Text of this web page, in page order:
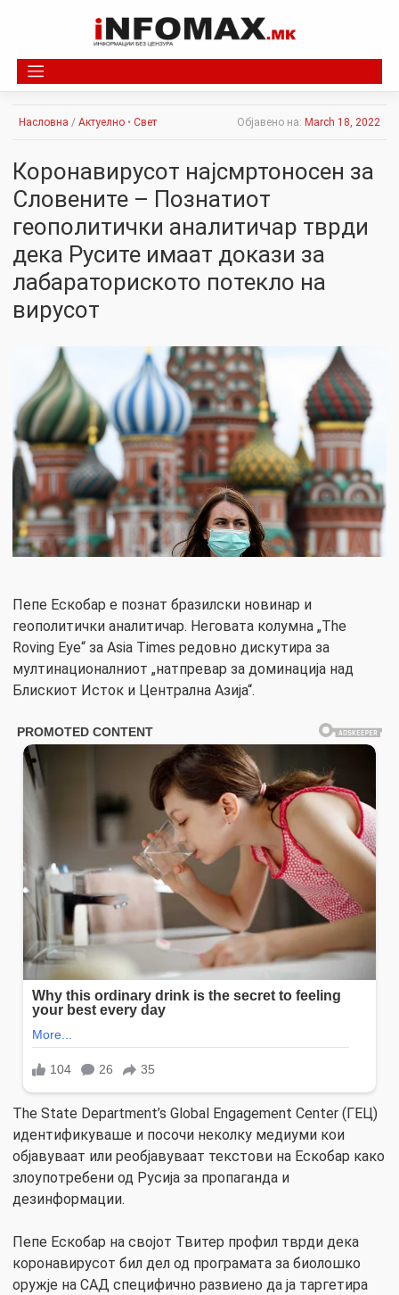
Насловна / Актуелно • Свет Објавено на: March 18, 2022
Коронавирусот најсмртоносен за
Словените – Познатиот
геополитички аналитичар тврди
дека Русите имаат докази за
лабараториското потекло на
вирусот
Пепе Ескобар е познат бразилски новинар и
геополитички аналитичар. Неговата колумна „The
Roving Eye“ за Asia Times редовно дискутира за
мултинационалниот „натпревар за доминација над
Блискиот Исток и Централна Азија“.
The State Department’s Global Engagement Center (ГЕЦ)
идентификуваше и посочи неколку медиуми кои
објавуваат или реобјавуваат текстови на Ескобар како
злоупотребени од Русија за пропаганда и
дезинформации.
Пепе Ескобар на својот Твитер профил тврди дека
коронавирусот бил дел од програмата за биолошко
оружје на САД специфично развиено да ја таргетира